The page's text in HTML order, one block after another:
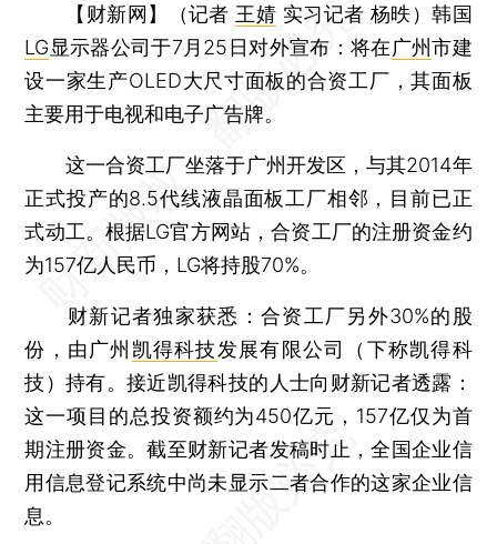
【财新网】（记者 王婧 实习记者 杨昳）韩国
LG显示器公司于7月25日对外宣布：将在广州市建
设一家生产OLED大尺寸面板的合资工厂，其面板
主要用于电视和电子广告牌。
这一合资工厂坐落于广州开发区，与其2014年
正式投产的8.5代线液晶面板工厂相邻，目前已正
式动工。根据LG官方网站，合资工厂的注册资金约
为157亿人民币，LG将持股70%。
财新记者独家获悉：合资工厂另外30%的股
份，由广州 凯得科技发展有限公司（下称凯得科
技）持有。接近凯得科技的人士向财新记者透露：
这一项目的总投资额约为450亿元，157亿仅为首
期注册资金。截至财新记者发稿时止，全国企业信
用信息登记系统中尚未显示二者合作的这家企业信
息。